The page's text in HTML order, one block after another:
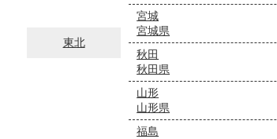
東北
宮城
宮城県
秋田
秋田県
山形
山形県
福島